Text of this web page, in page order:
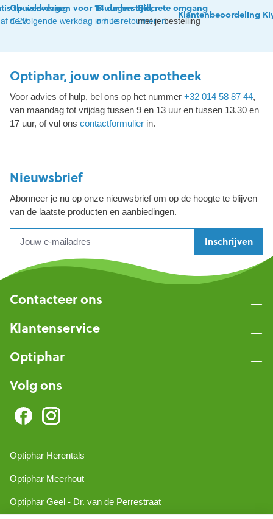
thuislevering
€ 29
Op werkdagen voor 15 uur besteld,
de volgende werkdag in huis
14 dagen tijd
om te retourneren
Discrete omgang
met je bestelling
Klantenbeoordeling
Optiphar, jouw online apotheek
Voor advies of hulp, bel ons op het nummer +32 014 58 87 44,
van maandag tot vrijdag tussen 9 en 13 uur en tussen 13.30 en
17 uur, of vul ons contactformulier in.
Nieuwsbrief
Abonneer je nu op onze nieuwsbrief om op de hoogte te blijven
van de laatste producten en aanbiedingen.
Inschrijven
Contacteer ons
Klantenservice
Optiphar
Volg ons
Optiphar Herentals
Optiphar Meerhout
Optiphar Geel - Dr. van de Perrestraat